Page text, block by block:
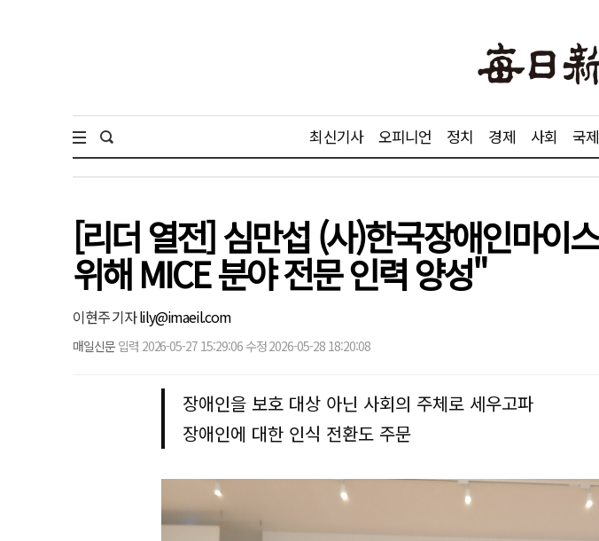
최신기사 오피니언 정치 경제 사회 국제
[리더 열전] 심만섭 (사)한국장애인마이
위해 MICE 분야 전문 인력 양성"
이현주 기자lily@imaeil.com
매일신문 입력 2026-05-27 15:29:06 수정 2026-05-28 18:20:08
장애인을 보호 대상 아닌 사회의 주체로 세우고파
장애인에 대한 인식 전환도 주문